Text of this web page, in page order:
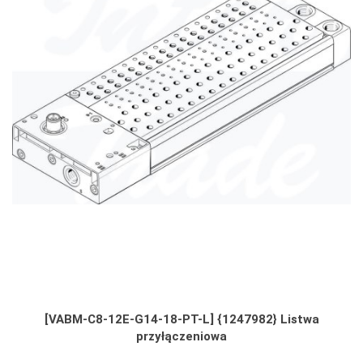
[VABM-C8-12E-G14-18-PT-L] {1247982} Listwa
przyłączeniowa